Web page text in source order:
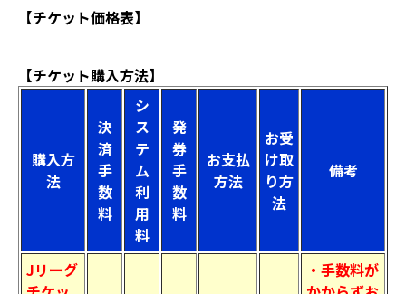
【チケット価格表】
【チケット購入方法】
購入方
法
決
済
手
数
料
シ
ス
テ
ム
利
用
料
発
券
手
数
料
お支払
方法
お受
け取
り方
法
備考
Jリーグ
・手数料が